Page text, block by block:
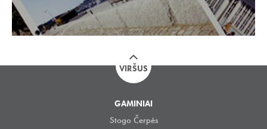
VIRŠUS
GAMINIAI
Stogo Čerpės